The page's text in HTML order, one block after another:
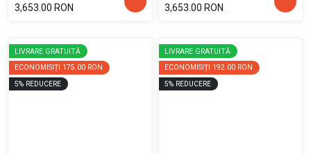
3,653.00 RON
3,653.00 RON
LIVRARE GRATUITĂ
ECONOMISIȚI 175.00 RON
5% REDUCERE
LIVRARE GRATUITĂ
ECONOMISIȚI 192.00 RON
5% REDUCERE